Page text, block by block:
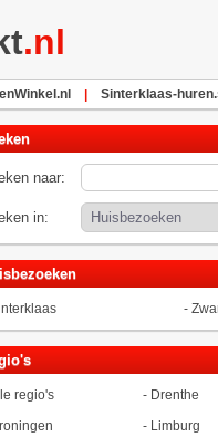
.nl
Sinterklaas-
naar:
in:
-
regio's - Drenthe
- Limburg